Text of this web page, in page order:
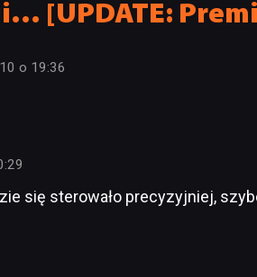
[UPDATE:
o 19:36
się sterowało precyzyjniej,